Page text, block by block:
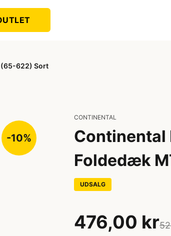
(65-622) Sort
-10%
CONTINENTAL
Continental
Foldedæk
UDSALG
476,00 kr